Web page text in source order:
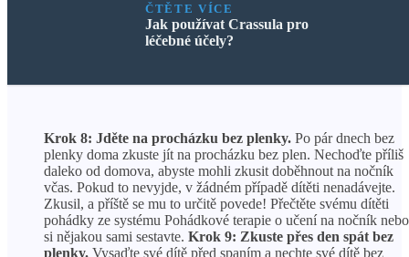
ČTĚTE VÍCE
Jak používat Crassula pro
léčebné účely?
Krok 8: Jděte na procházku bez plenky. Po pár dnech bez
plenky doma zkuste jít na procházku bez plen. Nechoďte příliš
daleko od domova, abyste mohli zkusit doběhnout na nočník
včas. Pokud to nevyjde, v žádném případě dítěti nenadávejte.
Zkusil, a příště se mu to určitě povede! Přečtěte svému dítěti
pohádky ze systému Pohádkové terapie o učení na nočník nebo
si nějakou sami sestavte. Krok 9: Zkuste přes den spát bez
plenky. Vysaďte své dítě před spaním a nechte své dítě bez